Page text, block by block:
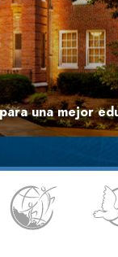
una mejor